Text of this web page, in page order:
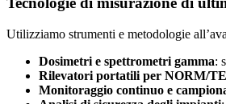
Utilizziamo strumenti e metodologie
Dosimetri e spettrometri gamma:
Rilevatori portatili per NORM/
Monitoraggio continuo e